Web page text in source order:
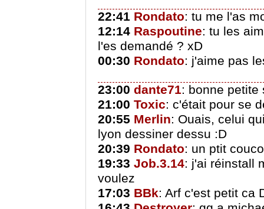
22:41 Rondato: tu me l'as
12:14 Raspoutine: tu les
l'es demandé ? xD
00:30 Rondato: j'aime pas
23:00 dante71: bonne petite
21:00 Toxic: c'était pour se
20:55 Merlin: Ouais, celui
lyon dessiner dessu :D
20:39 Rondato: un ptit
19:33 Job.3.14: j'ai réinstall
voulez
17:03 BBk: Arf c'est petit ca